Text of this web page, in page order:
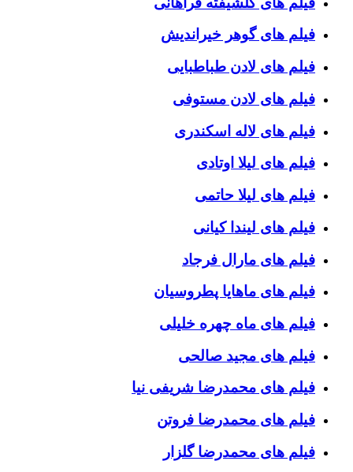
فیلم های گوهر خیراندیش
فیلم های لادن طباطبایی
فیلم های لادن مستوفی
فیلم های لاله اسکندری
فیلم های لیلا اوتادی
فیلم های لیلا حاتمی
فیلم های لیندا کیانی
فیلم های مارال فرجاد
فیلم های ماهایا پطروسیان
فیلم های ماه چهره خلیلی
فیلم های مجید صالحی
فیلم های محمدرضا شریفی نیا
فیلم های محمدرضا فروتن
فیلم های محمدرضا گلزار